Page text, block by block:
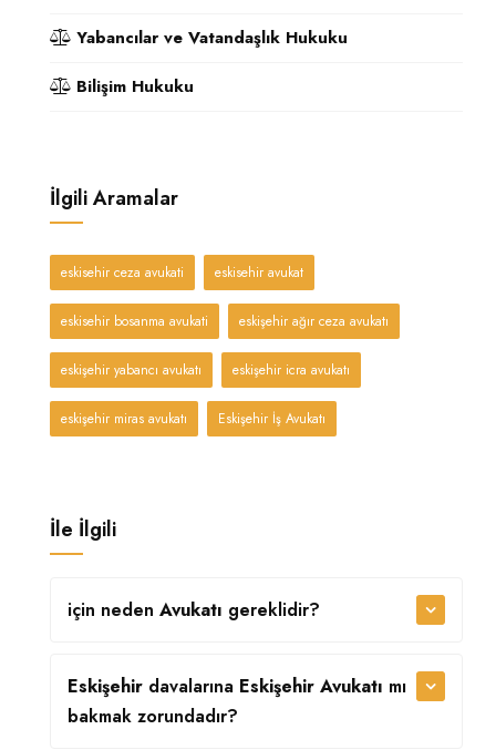
Yabancılar ve Vatandaşlık Hukuku
Bilişim Hukuku
İlgili Aramalar
eskisehir ceza avukati eskisehir avukat
eskisehir bosanma avukati eskişehir ağır ceza avukatı
eskişehir yabancı avukatı eskişehir icra avukatı
eskişehir miras avukatı Eskişehir İş Avukatı
İle İlgili
için neden Avukatı gereklidir?
Eskişehir davalarına Eskişehir Avukatı mı
bakmak zorundadır?